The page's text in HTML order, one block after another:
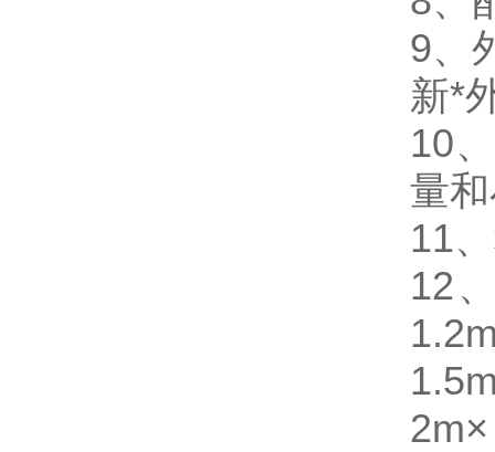
9、
新*
10
量
11
12